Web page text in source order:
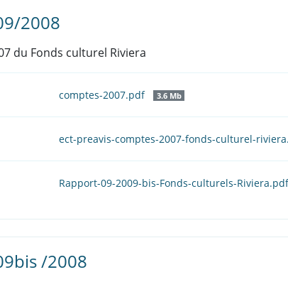
2008
du Fonds culturel Riviera
comptes-2007.pdf 3.6 Mb
ect-preavis-comptes-2007-fonds-culturel-
Rapport-09-2009-bis-Fonds-culturels-
/2008